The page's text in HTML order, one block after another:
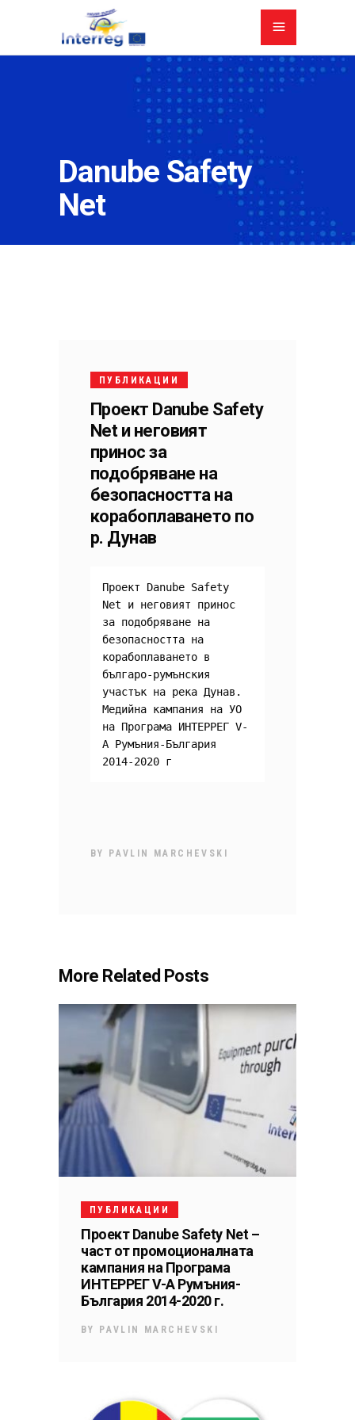
Danube Safety
Net
ПУБЛИКАЦИИ
Проект Danube Safety
Net и неговият
принос за
подобряване на
безопасността на
корабоплаването по
р. Дунав
Проект Danube Safety
Net и неговият принос
за подобряване на
безопасността на
корабоплаването в
българо-румънския
участък на река Дунав.
Медийна кампания на УО
на Програма ИНТЕРРЕГ V-
A Румъния-България
2014-2020 г
BY PAVLIN MARCHEVSKI
More Related Posts
ПУБЛИКАЦИИ
Проект Danube Safety Net –
част от промоционалната
кампания на Програма
ИНТЕРРЕГ V-A Румъния-
България 2014-2020 г.
BY PAVLIN MARCHEVSKI